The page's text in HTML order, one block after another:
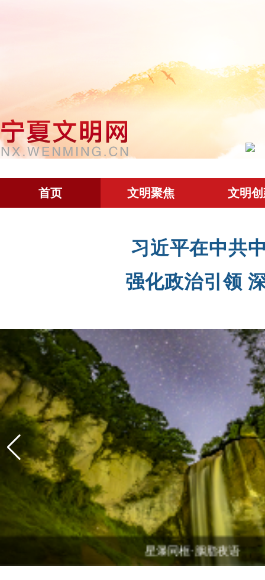
首页 文明聚焦 文明
习近平在中共
强化政治引领 深
星轨旋舞·火石寨夜穹